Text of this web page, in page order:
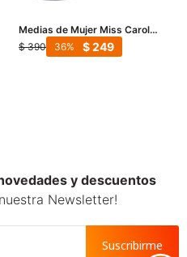
Medias de Mujer Miss Carol
Media pack x2 solid - Negro -
Blanco
$ 390 $249
36
y descuentos
Newsletter!
Suscribirme